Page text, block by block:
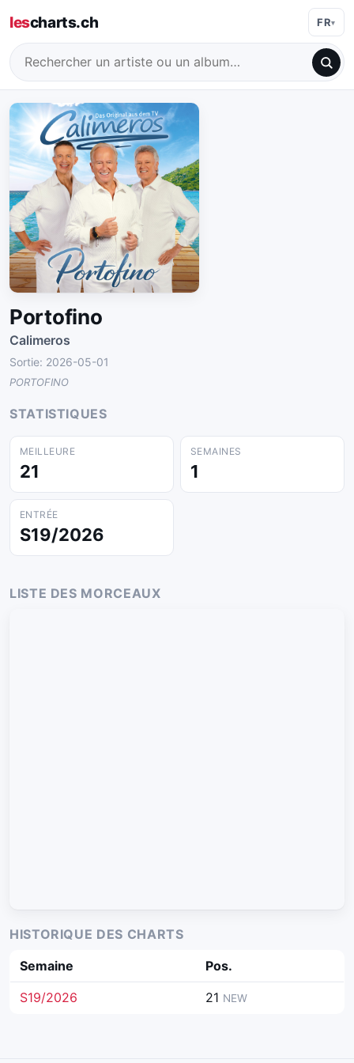
lescharts.ch FR
Portofino
Calimeros
Sortie: 2026-05-01
PORTOFINO
STATISTIQUES
MEILLEURE
21
SEMAINES
1
ENTRÉE
S19/2026
LISTE DES MORCEAUX
HISTORIQUE DES CHARTS
Semaine
Pos.
S19/2026
21 NEW